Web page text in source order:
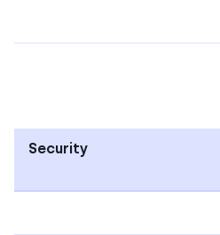
Security